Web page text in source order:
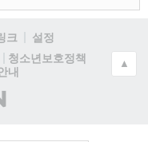
크
설정
청소년보호정책
내
▲